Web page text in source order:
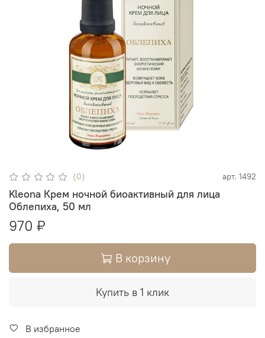
(0) арт. 1492
Kleona Крем ночной биоактивный для лица
Облепиха, 50 мл
970 ₽
В корзину
Купить в 1 клик
В избранное